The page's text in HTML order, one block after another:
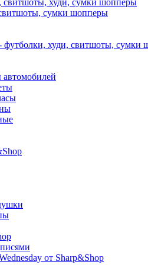
свитшоты, худи, сумки шопперы
сумки шопперы
футболки, худи, свитшоты, сумки
от Sharp&Shop